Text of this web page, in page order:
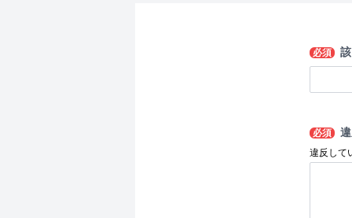
必須
必須
違反して